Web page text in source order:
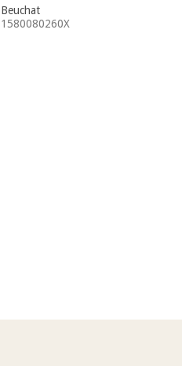
Beuchat
1580080260X